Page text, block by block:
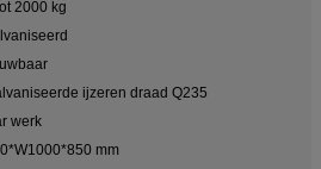
2000 kg
ijzeren draad Q235
werk
mm